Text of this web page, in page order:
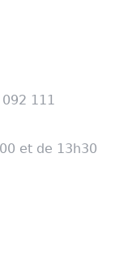
111
et de 13h30